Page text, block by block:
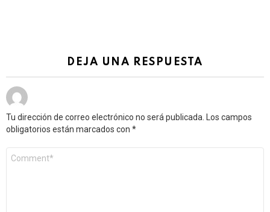
DEJA UNA RESPUESTA
Tu dirección de correo electrónico no será publicada.
Los campos
obligatorios están marcados con *